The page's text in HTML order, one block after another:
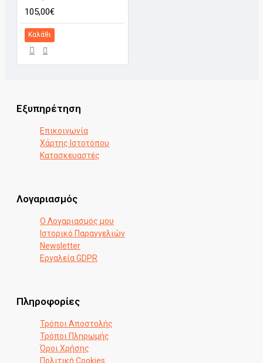
105,00€
Καλάθι
Εξυπηρέτηση
Επικοινωνία
Χάρτης Ιστοτόπου
Κατασκευαστές
Λογαριασμός
Ο Λογαριασμός μου
Ιστορικό Παραγγελιών
Newsletter
Εργαλεία GDPR
Πληροφορίες
Τρόποι Αποστολής
Τρόποι Πληρωμής
Όροι Χρήσης
Πολιτική Cookies